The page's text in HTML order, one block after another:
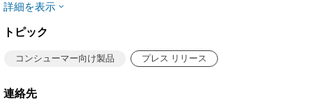
詳細を表示
トピック
コンシューマー向け製品 プレス リリース
連絡先